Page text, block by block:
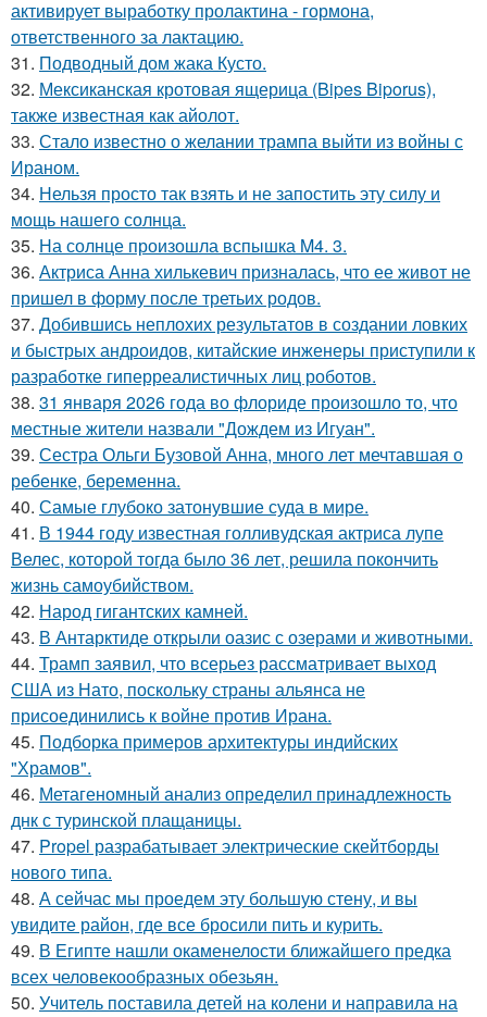
активирует выработку пролактина - гормона,
ответственного за лактацию.
31. Подводный дом жака Кусто.
32. Мексиканская кротовая ящерица (Bipes Biporus),
также известная как айолот.
33. Стало известно о желании трампа выйти из войны с
Ираном.
34. Нельзя просто так взять и не запостить эту силу и
мощь нашего солнца.
35. На солнце произошла вспышка M4. 3.
36. Актриса Анна хилькевич призналась, что ее живот не
пришел в форму после третьих родов.
37. Добившись неплохих результатов в создании ловких
и быстрых андроидов, китайские инженеры приступили к
разработке гиперреалистичных лиц роботов.
38. 31 января 2026 года во флориде произошло то, что
местные жители назвали "Дождем из Игуан".
39. Сестра Ольги Бузовой Анна, много лет мечтавшая о
ребенке, беременна.
40. Самые глубоко затонувшие суда в мире.
41. В 1944 году известная голливудская актриса лупе
Велес, которой тогда было 36 лет, решила покончить
жизнь самоубийством.
42. Народ гигантских камней.
43. В Антарктиде открыли оазис с озерами и животными.
44. Трамп заявил, что всерьез рассматривает выход
США из Нато, поскольку страны альянса не
присоединились к войне против Ирана.
45. Подборка примеров архитектуры индийских
"Храмов".
46. Метагеномный анализ определил принадлежность
днк с туринской плащаницы.
47. Propel разрабатывает электрические скейтборды
нового типа.
48. А сейчас мы проедем эту большую стену, и вы
увидите район, где все бросили пить и курить.
49. В Египте нашли окаменелости ближайшего предка
всех человекообразных обезьян.
50. Учитель поставила детей на колени и направила на